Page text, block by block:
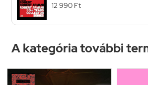
12 990 Ft
A kategória további